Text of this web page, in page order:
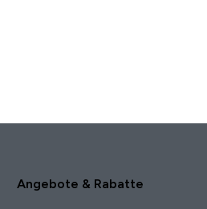
Angebote & Rabatte